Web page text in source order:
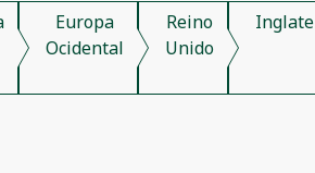
Europa
Ocidental
Reino
Unido